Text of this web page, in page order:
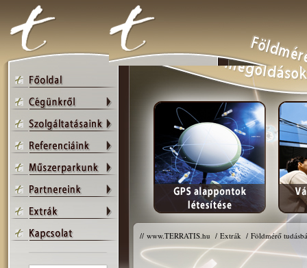
// www.TERRATIS.hu / Extrák / Földmérő